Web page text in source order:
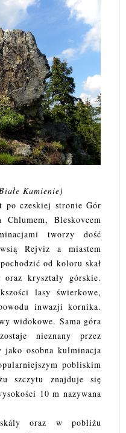
Kamienie)
po czeskiej stronie Gór
Bleskovcem
tworzy dość
Rejviz a miastem
od koloru skał
kryształy górskie.
lasy świerkowe,
inwazji kornika.
widokowe. Sama góra
nieznany przez
osobna kulminacja
pobliskim
szczytu znajduje się
10 m nazywana
oraz w pobliżu